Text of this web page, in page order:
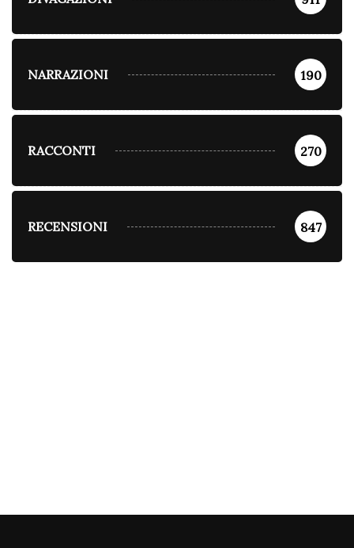
NARRAZIONI 190
RACCONTI 270
RECENSIONI 847